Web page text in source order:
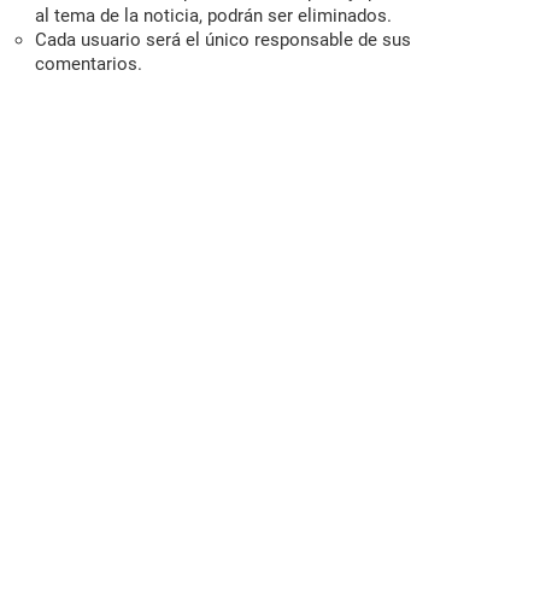
al tema de la noticia, podrán ser eliminados.
Cada usuario será el único responsable de sus
comentarios.